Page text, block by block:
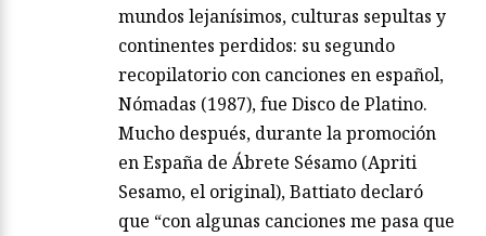
mundos lejanísimos, culturas sepultas y
continentes perdidos: su segundo
recopilatorio con canciones en español,
Nómadas (1987), fue Disco de Platino.
Mucho después, durante la promoción
en España de Ábrete Sésamo (Apriti
Sesamo, el original), Battiato declaró
que “con algunas canciones me pasa que